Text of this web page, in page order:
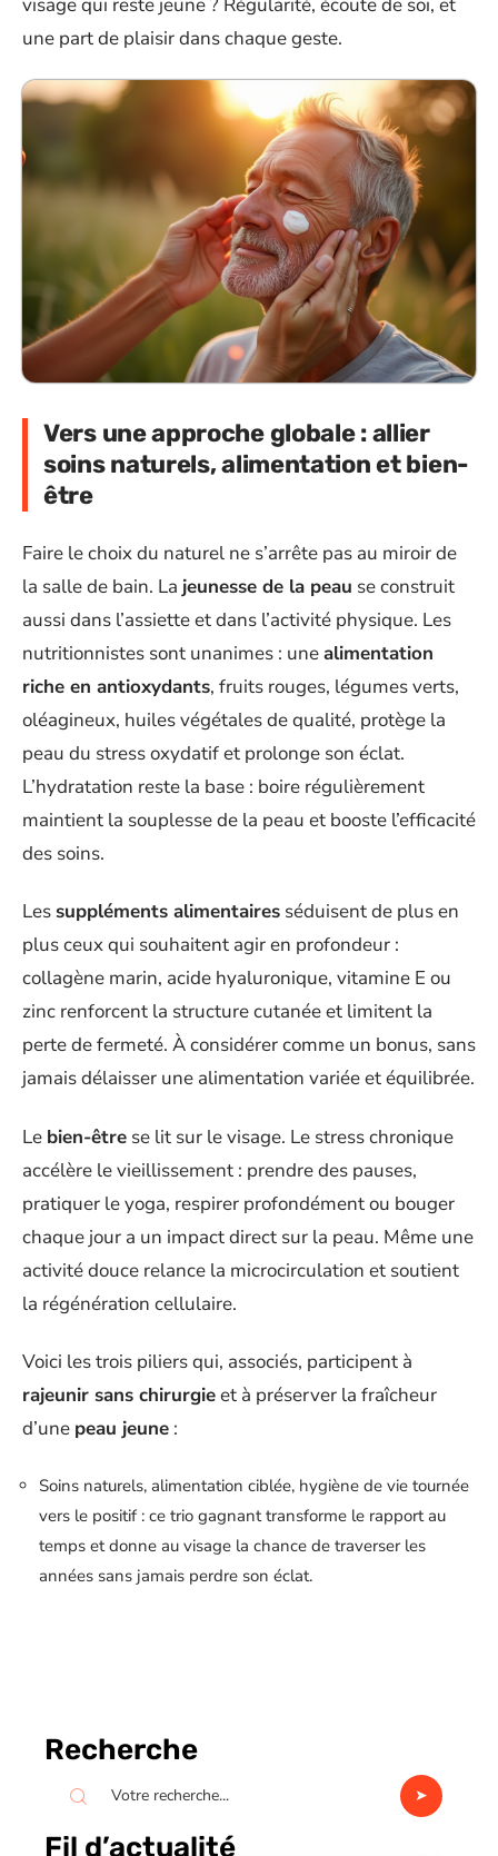
une part de plaisir dans chaque geste.
Vers une approche globale : allier
soins naturels, alimentation et bien-
être
Faire le choix du naturel ne s’arrête pas au miroir de
la salle de bain. La jeunesse de la peau se construit
aussi dans l’assiette et dans l’activité physique. Les
nutritionnistes sont unanimes : unealimentation
riche en antioxydants, fruits rouges, légumes verts,
oléagineux, huiles végétales de qualité, protège la
peau du stress oxydatif et prolonge son éclat.
L’hydratation reste la base : boire régulièrement
maintient la souplesse de la peau et booste l’efficacité
des soins.
Les suppléments alimentaires séduisent de plus en
plus ceux qui souhaitent agir en profondeur :
collagène marin, acide hyaluronique, vitamine E ou
zinc renforcent la structure cutanée et limitent la
perte de fermeté. À considérer comme un bonus, sans
jamais délaisser une alimentation variée et équilibrée.
Le bien-être se lit sur le visage. Le stress chronique
accélère le vieillissement : prendre des pauses,
pratiquer le yoga, respirer profondément ou bouger
chaque jour a un impact direct sur la peau. Même une
activité douce relance la microcirculation et soutient
la régénération cellulaire.
Voici les trois piliers qui, associés, participent à
rajeunir sans chirurgieet à préserver la fraîcheur
d’une peau jeune :
Soins naturels, alimentation ciblée, hygiène de vie tournée
vers le positif : ce trio gagnant transforme le rapport au
temps et donne au visage la chance de traverser les
années sans jamais perdre son éclat.
Recherche
Fil d’actualité